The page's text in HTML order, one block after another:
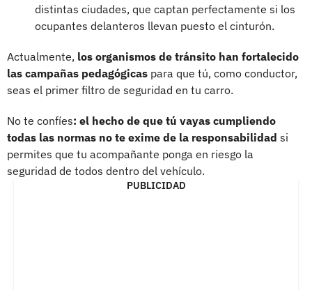
distintas ciudades, que captan perfectamente si los
ocupantes delanteros llevan puesto el cinturón.
Actualmente, los organismos de tránsito han fortalecido
las campañas pedagógicas para que tú, como conductor,
seas el primer filtro de seguridad en tu carro.
No te confíes: el hecho de que tú vayas cumpliendo
todas las normas no te exime de la responsabilidad si
permites que tu acompañante ponga en riesgo la
seguridad de todos dentro del vehículo.
PUBLICIDAD